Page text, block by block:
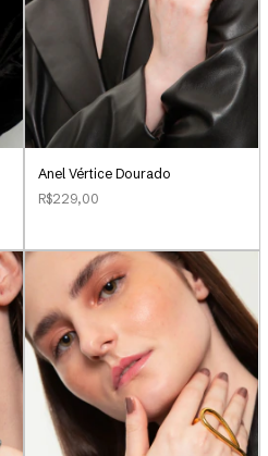
Anel Vértice Dourado
R$229,00